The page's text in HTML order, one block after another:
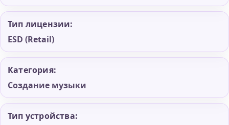
Тип лицензии:
ESD (Retail)
Категория:
Создание музыки
Тип устройства: